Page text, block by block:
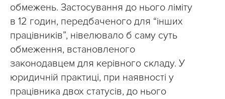
обмежень. Застосування до нього ліміту
в 12 годин, передбаченого для “інших
працівників”, нівелювало б саму суть
обмеження, встановленого
законодавцем для керівного складу. У
юридичній практиці, при наявності у
працівника двох статусів, до нього